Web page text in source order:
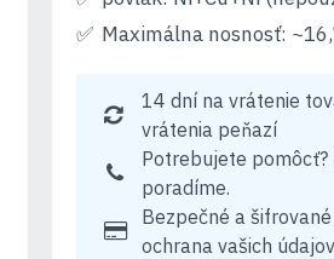
Maximálna nosnosť:
14 dní na vrátenie
vrátenia peňazí
Potrebujete pomôcť?
poradíme.
Bezpečné a
ochrana vašich údajov